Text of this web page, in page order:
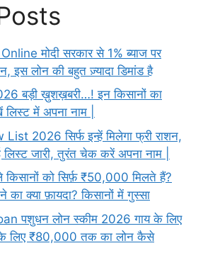
मोदी सरकार से 1% ब्याज पर
इस लोन की बहुत ज़्यादा डिमांड है
बड़ी ख़ुशख़बरी…! इन किसानों का
में अपना नाम |
2026 सिर्फ इन्हें मिलेगा फ्री राशन,
लिस्ट जारी, तुरंत चेक करें अपना नाम |
किसानों को सिर्फ़ ₹50,000 मिलते हैं?
का क्या फ़ायदा? किसानों में गुस्सा
पशुधन लोन स्कीम 2026 गाय के लिए
₹80,000 तक का लोन कैसे